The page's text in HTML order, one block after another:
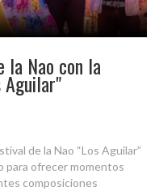
la Nao con la
Aguilar"
de la Nao “Los Aguilar”
para ofrecer momentos
composiciones